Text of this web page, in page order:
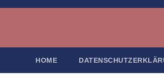
Zum
HOME